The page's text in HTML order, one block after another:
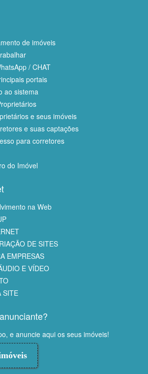
de imóveis
/ CHAT
portais
ao sistema
e seus imóveis
e suas captações
para corretores
do Imóvel
na Web
DE SITES
EMPRESAS
E VÍDEO
SITE
e anuncie aqui os seus imóveis!